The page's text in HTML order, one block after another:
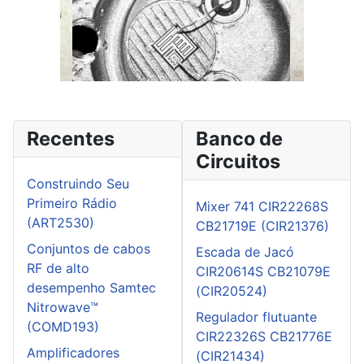
Recentes
Construindo Seu
Primeiro Rádio
(ART2530)
Conjuntos de cabos
RF de alto
desempenho Samtec
Nitrowave™
(COMD193)
Amplificadores
Banco de
Circuitos
Mixer 741 CIR22268S
CB21719E (CIR21376)
Escada de Jacó
CIR20614S CB21079E
(CIR20524)
Regulador flutuante
CIR22326S CB21776E
(CIR21434)